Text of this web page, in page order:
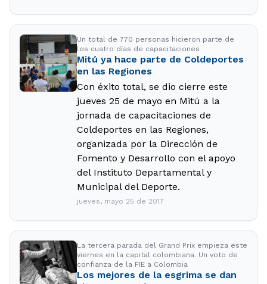
Un total de 770 personas hicieron parte de
los cuatro días de capacitaciones
Mitú ya hace parte de Coldeportes
en las Regiones
Con éxito total, se dio cierre este
jueves 25 de mayo en Mitú a la
jornada de capacitaciones de
Coldeportes en las Regiones,
organizada por la Dirección de
Fomento y Desarrollo con el apoyo
del Instituto Departamental y
Municipal del Deporte.
jueves, mayo 25 de 2017
La tercera parada del Grand Prix empieza este
viernes en la capital colombiana. Un voto de
confianza de la FIE a Colombia
Los mejores de la esgrima se dan